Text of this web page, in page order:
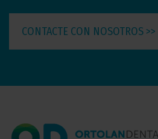
CONTACTE CON NOSOTROS >>